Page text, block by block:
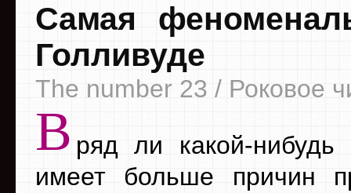
Cамая
Голливуде
The number 23 / Роковое
В ряд ли какой-
имеет больше причин